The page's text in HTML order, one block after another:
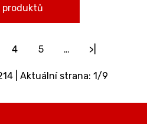
produktů
4 5 … >|
| Aktuální strana: 1/9